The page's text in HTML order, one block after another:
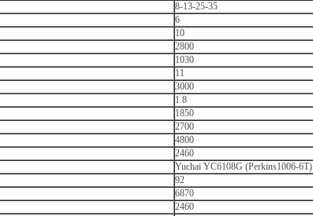
8-13-25-35
6
10
2800
1030
11
3000
1.8
1850
2700
4800
2460
Yuchai YС6108G (Perkins1006-6T)
92
6870
2460